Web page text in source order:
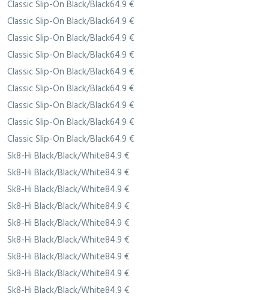
Classic Slip-On Black/Black64.9 €
Classic Slip-On Black/Black64.9 €
Classic Slip-On Black/Black64.9 €
Classic Slip-On Black/Black64.9 €
Classic Slip-On Black/Black64.9 €
Classic Slip-On Black/Black64.9 €
Classic Slip-On Black/Black64.9 €
Classic Slip-On Black/Black64.9 €
Classic Slip-On Black/Black64.9 €
Sk8-Hi Black/Black/White84.9 €
Sk8-Hi Black/Black/White84.9 €
Sk8-Hi Black/Black/White84.9 €
Sk8-Hi Black/Black/White84.9 €
Sk8-Hi Black/Black/White84.9 €
Sk8-Hi Black/Black/White84.9 €
Sk8-Hi Black/Black/White84.9 €
Sk8-Hi Black/Black/White84.9 €
Sk8-Hi Black/Black/White84.9 €